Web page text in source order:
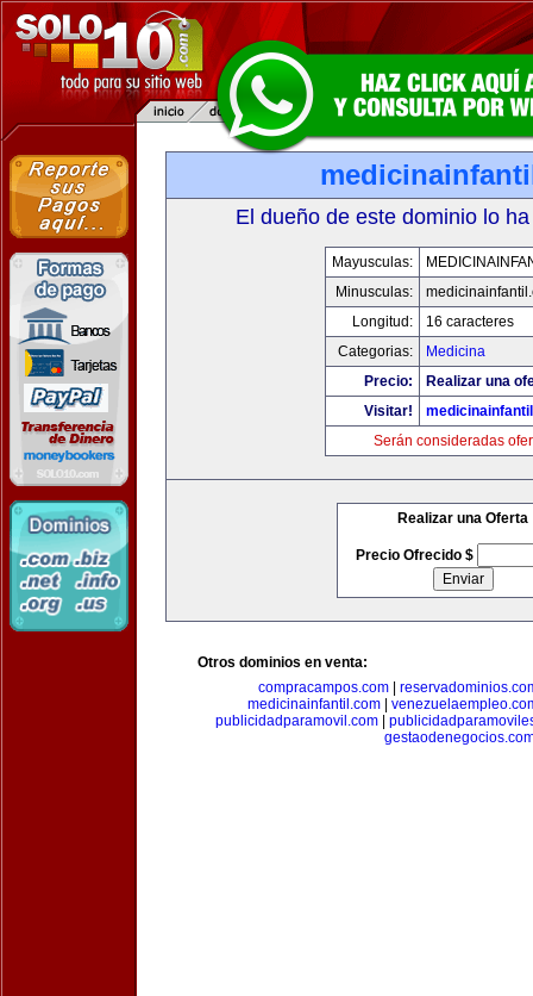
El dueño de este dominio lo
Mayusculas:
Minusculas:
Longitud:
16 caracteres
Categorias:
Medicina
Precio:
Realizar una
Visitar!
Serán consideradas
Realizar una Oferta
Precio Ofrecido $
Otros dominios en venta:
compracampos.com
medicinainfantil.com|
publicidadparamovil.com